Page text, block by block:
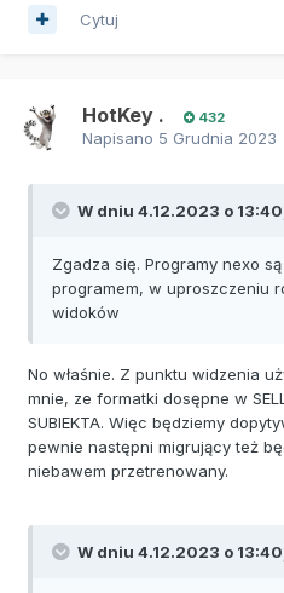
Cytuj
HotKey . 432
Napisano 5 Grudnia 2023
W dniu 4.12.2023 o 13:40,
Zgadza się. Programy nexo
programem, w uproszczeniu
widoków
No właśnie. Z punktu widzenia
mnie, ze formatki dosępne w
SUBIEKTA. Więc będziemy
pewnie następni migrujący też
niebawem przetrenowany.
W dniu 4.12.2023 o 13:40,